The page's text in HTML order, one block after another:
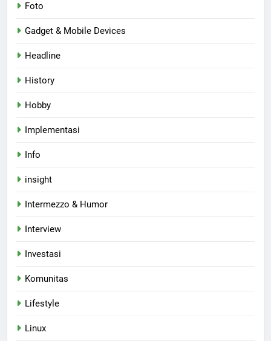
Foto
Gadget & Mobile Devices
Headline
History
Hobby
Implementasi
Info
insight
Intermezzo & Humor
Interview
Investasi
Komunitas
Lifestyle
Linux